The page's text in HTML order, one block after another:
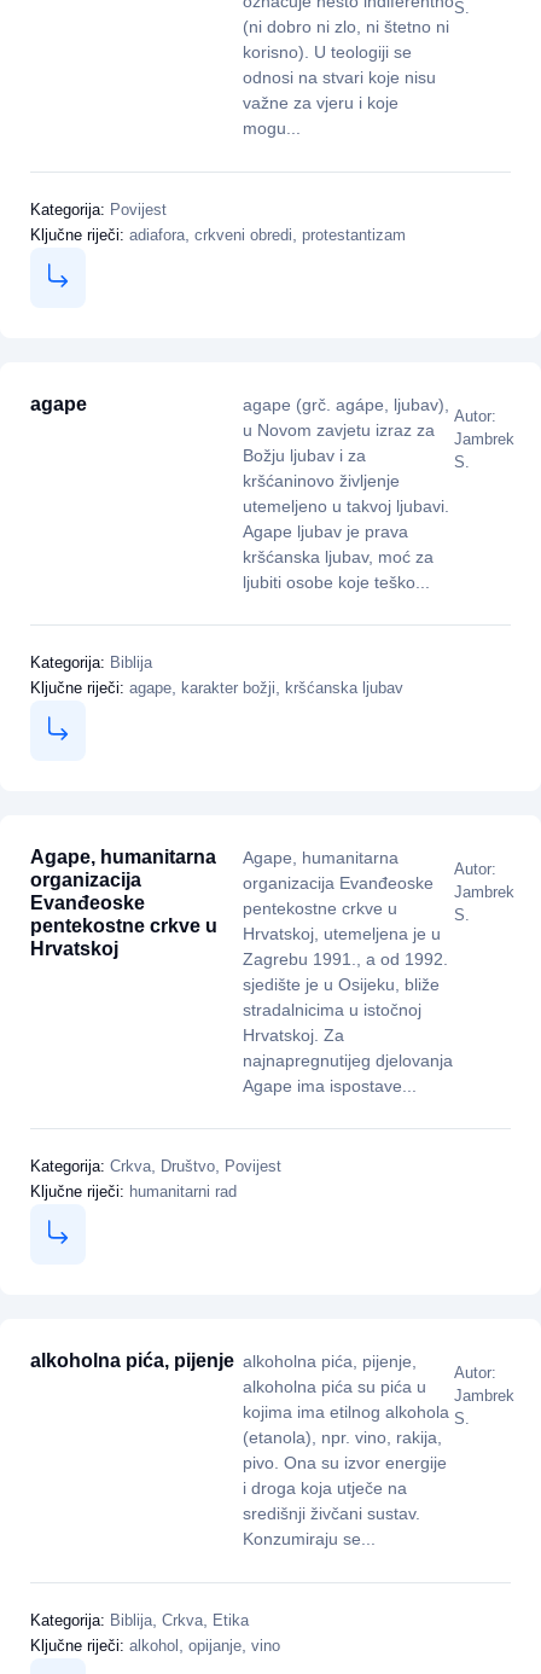
(ni dobro ni zlo, ni štetno ni
korisno). U teologiji se
odnosi na stvari koje nisu
važne za vjeru i koje
mogu...
S.
Kategorija: Povijest
Ključne riječi: adiafora crkveni obredi protestantizam
agape
agape (grč. agápe, ljubav),
u Novom zavjetu izraz za
Božju ljubav i za
kršćaninovo življenje
utemeljeno u takvoj ljubavi.
Agape ljubav je prava
kršćanska ljubav, moć za
ljubiti osobe koje teško...
Autor:
Jambrek
S.
Kategorija: Biblija
Ključne riječi: agape karakter božji kršćanska ljubav
Agape, humanitarna
organizacija
Evanđeoske
pentekostne crkve u
Hrvatskoj
Agape, humanitarna
organizacija Evanđeoske
pentekostne crkve u
Hrvatskoj, utemeljena je u
Zagrebu 1991., a od 1992.
sjedište je u Osijeku, bliže
stradalnicima u istočnoj
Hrvatskoj. Za
najnapregnutijeg djelovanja
Agape ima ispostave...
Autor:
Jambrek
S.
Kategorija: Crkva, Društvo, Povijest
Ključne riječi: humanitarni rad
alkoholna pića, pijenje alkoholna pića, pijenje,
alkoholna pića su pića u
kojima ima etilnog alkohola
(etanola), npr. vino, rakija,
pivo. Ona su izvor energije
i droga koja utječe na
središnji živčani sustav.
Konzumiraju se...
Autor:
Jambrek
S.
Kategorija: Biblija Crkva Etika
Ključne riječi: alkohol opijanje vino